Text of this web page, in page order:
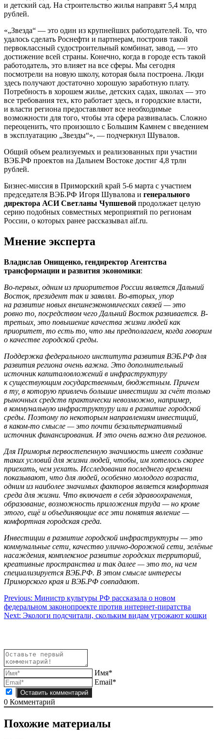
и детский сад. На строительство жилья направят 5,4 млрд
рублей.
«„Звезда“ — это один из крупнейших работодателей. То, что
удалось сделать Роснефти и партнерам, построив такой
первоклассный судостроительный комбинат, завод, — это
достижение всей страны. Конечно, когда в городе есть такой
работодатель, это влияет на все сферы. Мы сегодня
посмотрели на новую школу, которая была построена. Люди
здесь получают достаточно хорошую заработную плату.
Потребность в хорошем жилье, детских садах, школах — это
все требования тех, кто работает здесь, и городские власти,
и власти региона предоставляют все необходимые
возможности для того, чтобы эта сфера развивалась. Сложно
переоценить, что произошло с Большим Камнем с введением
в эксплуатацию „Звезды“», — подчеркнул Шувалов.
Общий объем реализуемых и реализованных при участии
ВЭБ.РФ проектов на Дальнем Востоке достиг 4,8 трлн
рублей.
Бизнес-миссия в Приморский край 5-6 марта с участием
председателя ВЭБ.РФ Игоря Шувалова и генерального
директора АСИ Светланы Чупшевой продолжает целую
серию подобных совместных мероприятий по регионам
России, о которых ранее рассказывал aif.ru.
Мнение эксперта
Владислав Онищенко, гендиректор Агентства
трансформации и развития экономики:
Во-первых, одним из приоритетов России является Дальний
Восток, президент так и заявлял. Во-вторых, упор
на развитие новых внешнеэкономических связей — это
ровно то, посредством чего Дальний Восток развивается. В-
третьих, это повышение качества жизни людей как
приоритет, то есть то, что мы предполагаем, когда говорим
о качестве городской среды.
Поддержка федерального института развития ВЭБ.РФ для
развития региона очень важна. Это дополнительный
источник капиталовложений в инфраструктуру
к существующим государственным, бюджетным. Причем
в ту, в которую привлечь большие инвестиции за счёт только
рыночных средств практически невозможно, например,
в коммунальную инфраструктуру или в развитие городской
среды. Поэтому по некоторым направлениям инвестиций,
в каком-то смысле — это почти безальтернативный
источник финансирования. И это очень важно для регионов.
Для Приморья первостепенную значимость имеет создание
таких условий для жизни людей, чтобы, им хотелось скорее
приехать, чем уехать. Исследования последнего времени
показывают, что для людей, особенно молодого возраста,
одним из наиболее значимых факторов является комфортная
среда для жизни. Что включает в себя здравоохранения,
образование, возможность приложения труда — но кроме
этого, ещё и объединяющие все эти понятия явление —
комфортная городская среда.
Инвестиции в развитие городской инфраструктуры — это
коммунальные сети, качество улично-дорожной сети, зелёные
насаждения, комплексное развитие городских территорий,
креативные пространства и так далее — это то, на чем
специализируется ВЭБ.РФ. В этом смысле интересы
Приморского края и ВЭБ.РФ совпадают.
Навигация
по
Previous: Министр культуры РФ рассказала о новом
федеральном законопроекте против интернет-пиратства
Next: Экологи подсчитали, скольким видам угрожают кошки
Имя*
Email*
0 Комментарий
Похожие материалы